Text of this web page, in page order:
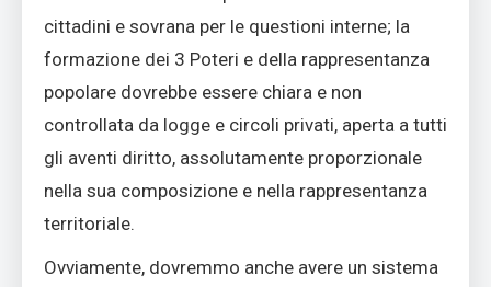
cittadini e sovrana per le questioni interne; la
formazione dei 3 Poteri e della rappresentanza
popolare dovrebbe essere chiara e non
controllata da logge e circoli privati, aperta a tutti
gli aventi diritto, assolutamente proporzionale
nella sua composizione e nella rappresentanza
territoriale.
Ovviamente, dovremmo anche avere un sistema